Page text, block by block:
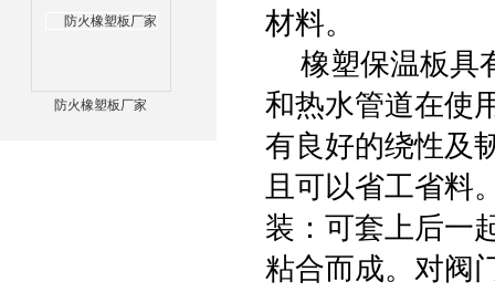
防火橡塑板厂家
材料。
橡塑保温板具
和热水管道在使
有良好的绕性及
且可以省工省料
装：可套上后一
粘合而成。对阀